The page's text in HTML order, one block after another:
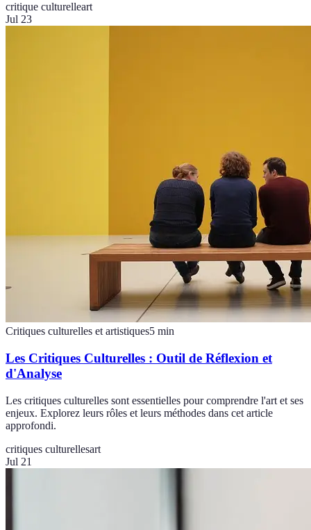
critique culturelleart
Jul 23
Critiques culturelles et artistiques5 min
Les Critiques Culturelles : Outil de Réflexion et
d'Analyse
Les critiques culturelles sont essentielles pour comprendre l'art et ses
enjeux. Explorez leurs rôles et leurs méthodes dans cet article
approfondi.
critiques culturellesart
Jul 21